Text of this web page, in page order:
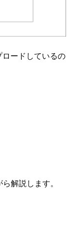
ードしているの
解説します。